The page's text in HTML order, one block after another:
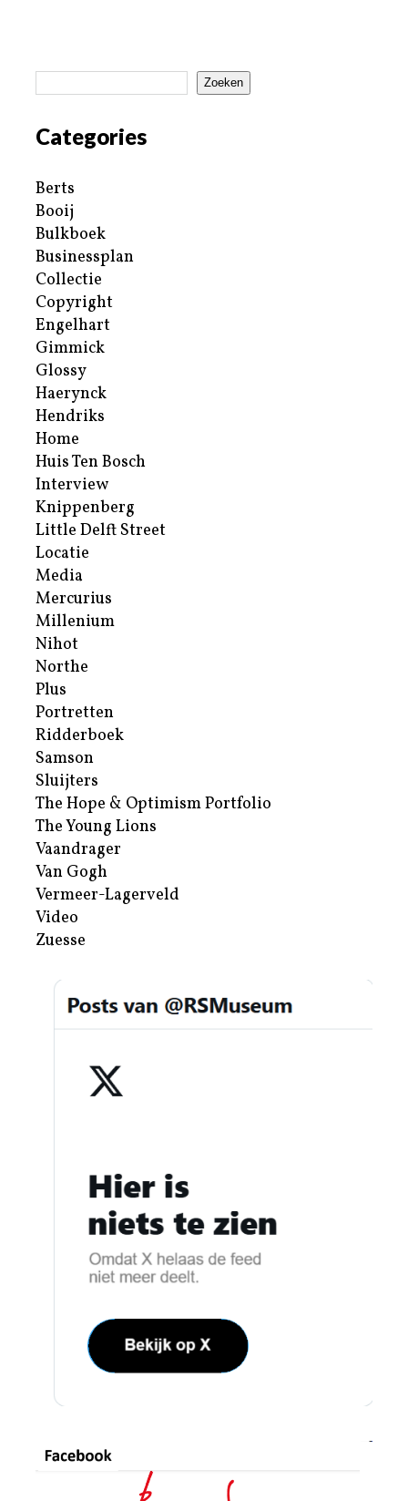
Zoeken
Categories
Berts
Booij
Bulkboek
Businessplan
Collectie
Copyright
Engelhart
Gimmick
Glossy
Haerynck
Hendriks
Home
Huis Ten Bosch
Interview
Knippenberg
Little Delft Street
Locatie
Media
Mercurius
Millenium
Nihot
Northe
Plus
Portretten
Ridderboek
Samson
Sluijters
The Hope & Optimism Portfolio
The Young Lions
Vaandrager
Van Gogh
Vermeer-Lagerveld
Video
Zuesse